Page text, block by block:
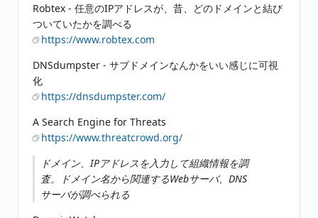
Robtex - 任意のIPアドレスが、昔、どのドメインと結び
ついていたかを調べる
https://www.robtex.com
DNSdumpster - サブドメインなんかをいい感じに可視
化
https://dnsdumpster.com/
A Search Engine for Threats
https://www.threatcrowd.org/
ドメイン、IPアドレスを入力して組織情報を調
査。ドメイン名から関連するWebサーバ、DNS
サーバが調べられる